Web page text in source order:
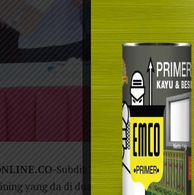
Subdit Tipiter Ditreskrimsus
yang da di dua lokasi, lokasi